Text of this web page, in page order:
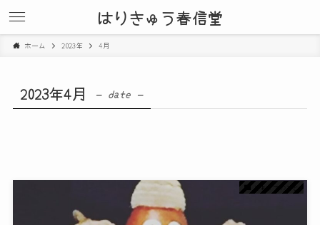
はりきゅう春信堂
ホーム 2023年 4月
2023年4月 – date –
これまでのこと